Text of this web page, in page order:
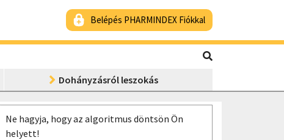
Belépés PHARMINDEX Fiókkal
Dohányzásról leszokás
Ne hagyja, hogy az algoritmus döntsön Ön
helyett!